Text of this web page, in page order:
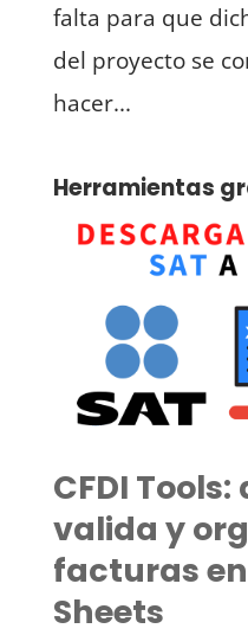
falta para que
del proyecto se
hacer...
Herramientas
CFDI
valida y
facturas
Sheets